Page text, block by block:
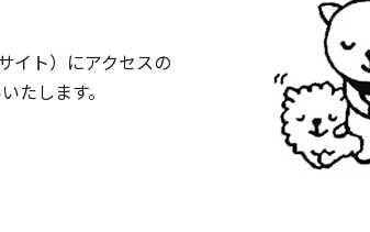
イト）にアクセスの
たします。